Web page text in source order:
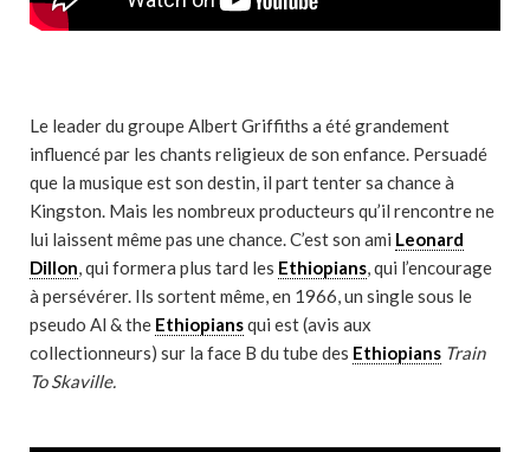
Le leader du groupe Albert Griffiths a été grandement
influencé par les chants religieux de son enfance. Persuadé
que la musique est son destin, il part tenter sa chance à
Kingston. Mais les nombreux producteurs qu’il rencontre ne
lui laissent même pas une chance. C’est son ami Leonard
Dillon, qui formera plus tard les Ethiopians, qui l’encourage
à persévérer. Ils sortent même, en 1966, un single sous le
pseudo Al & the Ethiopiansqui est (avis aux
collectionneurs) sur la face B du tube des Ethiopians Train
To Skaville.